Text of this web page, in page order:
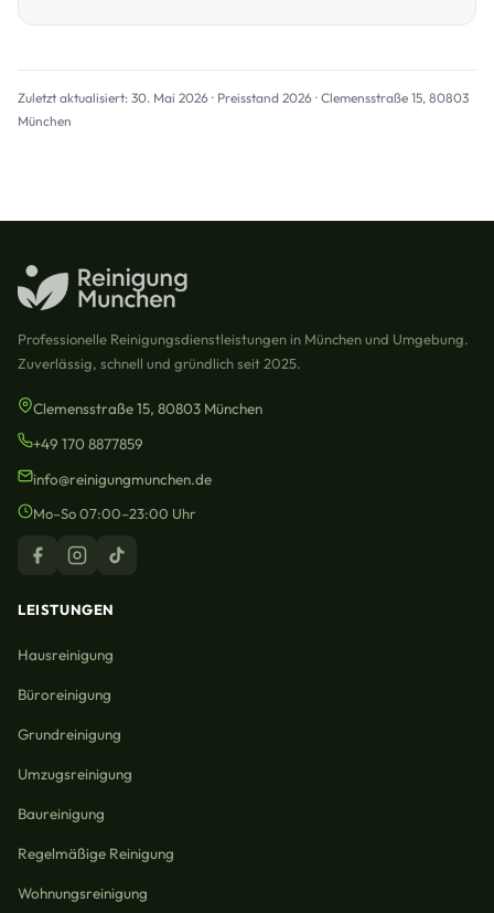
Zuletzt aktualisiert: 30. Mai 2026 · Preisstand 2026 · Clemensstraße 15, 80803
München
Professionelle Reinigungsdienstleistungen in München und Umgebung.
Zuverlässig, schnell und gründlich seit 2025.
Clemensstraße 15, 80803 München
+49 170 8877859
info@reinigungmunchen.de
Mo–So 07:00–23:00 Uhr
LEISTUNGEN
Hausreinigung
Büroreinigung
Grundreinigung
Umzugsreinigung
Baureinigung
Regelmäßige Reinigung
Wohnungsreinigung